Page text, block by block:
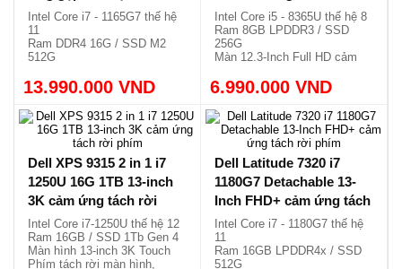
Intel Core i7 - 1165G7 thế hệ
11
Ram DDR4 16G / SSD M2
512G
Siêu sang, nhẹ chỉ 1.32kg.
13.990.000 VND
phím
Intel Core i5 - 8365U thế hệ 8
Ram 8GB LPDDR3 / SSD
256G
Màn 12.3-Inch Full HD cảm
Phím tách rời màn hình, nhẹ
1.2kg.
6.990.000 VND
Dell XPS 9315 2 in 1 i7
1250U 16G 1TB 13-inch
3K cảm ứng tách rời
phím
Intel Core i7-1250U thế hệ 12
Ram 16GB / SSD 1Tb Gen 4
Màn hình 13-inch 3K Touch
Phím tách rời màn hình,
Dell Latitude 7320 i7
1180G7 Detachable 13-
Inch FHD+ cảm ứng tách
rời phím
Intel Core i7 - 1180G7 thế hệ
11
Ram 16GB LPDDR4x / SSD
512G